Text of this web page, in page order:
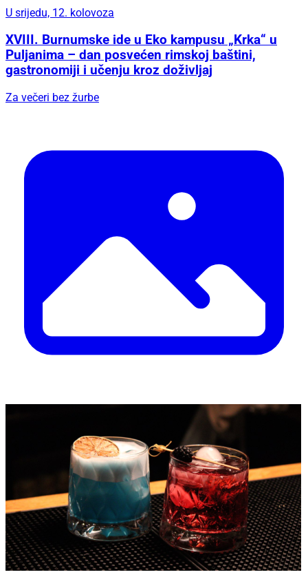
U srijedu, 12. kolovoza
XVIII. Burnumske ide u Eko kampusu „Krka“ u
Puljanima – dan posvećen rimskoj baštini,
gastronomiji i učenju kroz doživljaj
Za večeri bez žurbe